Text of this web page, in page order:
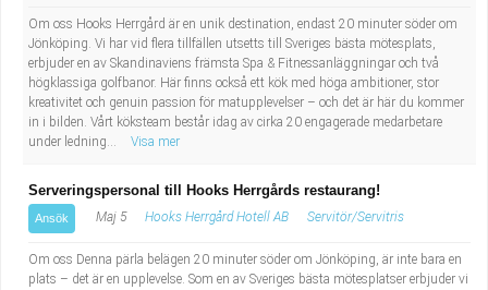
Hälso- och sjukvård
Industriell tillverkning
Installation, drift, underhåll
Kultur, media, design
Militärt arbete
Personlig assistent
Behandlingsassistent/Socialpedagog
Tandsköterska
Tidningsbud/Tidningsdistributör
Lärare i fritidshem/Fritidspedagog
Om oss Hooks Herrgård är en unik destination, endast 20 minuter söder om
Jönköping. Vi har vid flera tillfällen utsetts till Sveriges bästa mötesplats,
erbjuder en av Skandinaviens främsta Spa & Fitnessanläggningar och två
högklassiga golfbanor. Här finns också ett kök med höga ambitioner, stor
kreativitet och genuin passion för matupplevelser – och det är här du kommer
in i bilden. Vårt köksteam består idag av cirka 20 engagerade medarbetare
under ledning...
Visa mer
Serveringspersonal till Hooks Herrgårds restaurang!
Ansök Maj 5 Hooks Herrgård Hotell AB Servitör/Servitris
Om oss Denna pärla belägen 20 minuter söder om Jönköping, är inte bara en
plats – det är en upplevelse. Som en av Sveriges bästa mötesplatser erbjuder vi